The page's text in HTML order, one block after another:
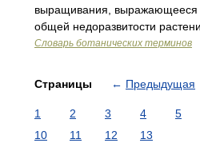
выращивания, выражающееся
общей недоразвитости
Словарь ботанических терминов
Страницы ← Предыдущая
1 2 3 4 5
10
11 12 13